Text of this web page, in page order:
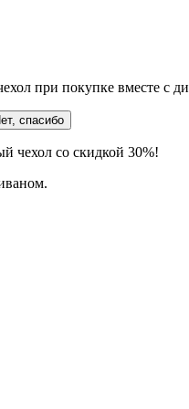
при покупке вместе с
спасибо
чехол со скидкой 30%!